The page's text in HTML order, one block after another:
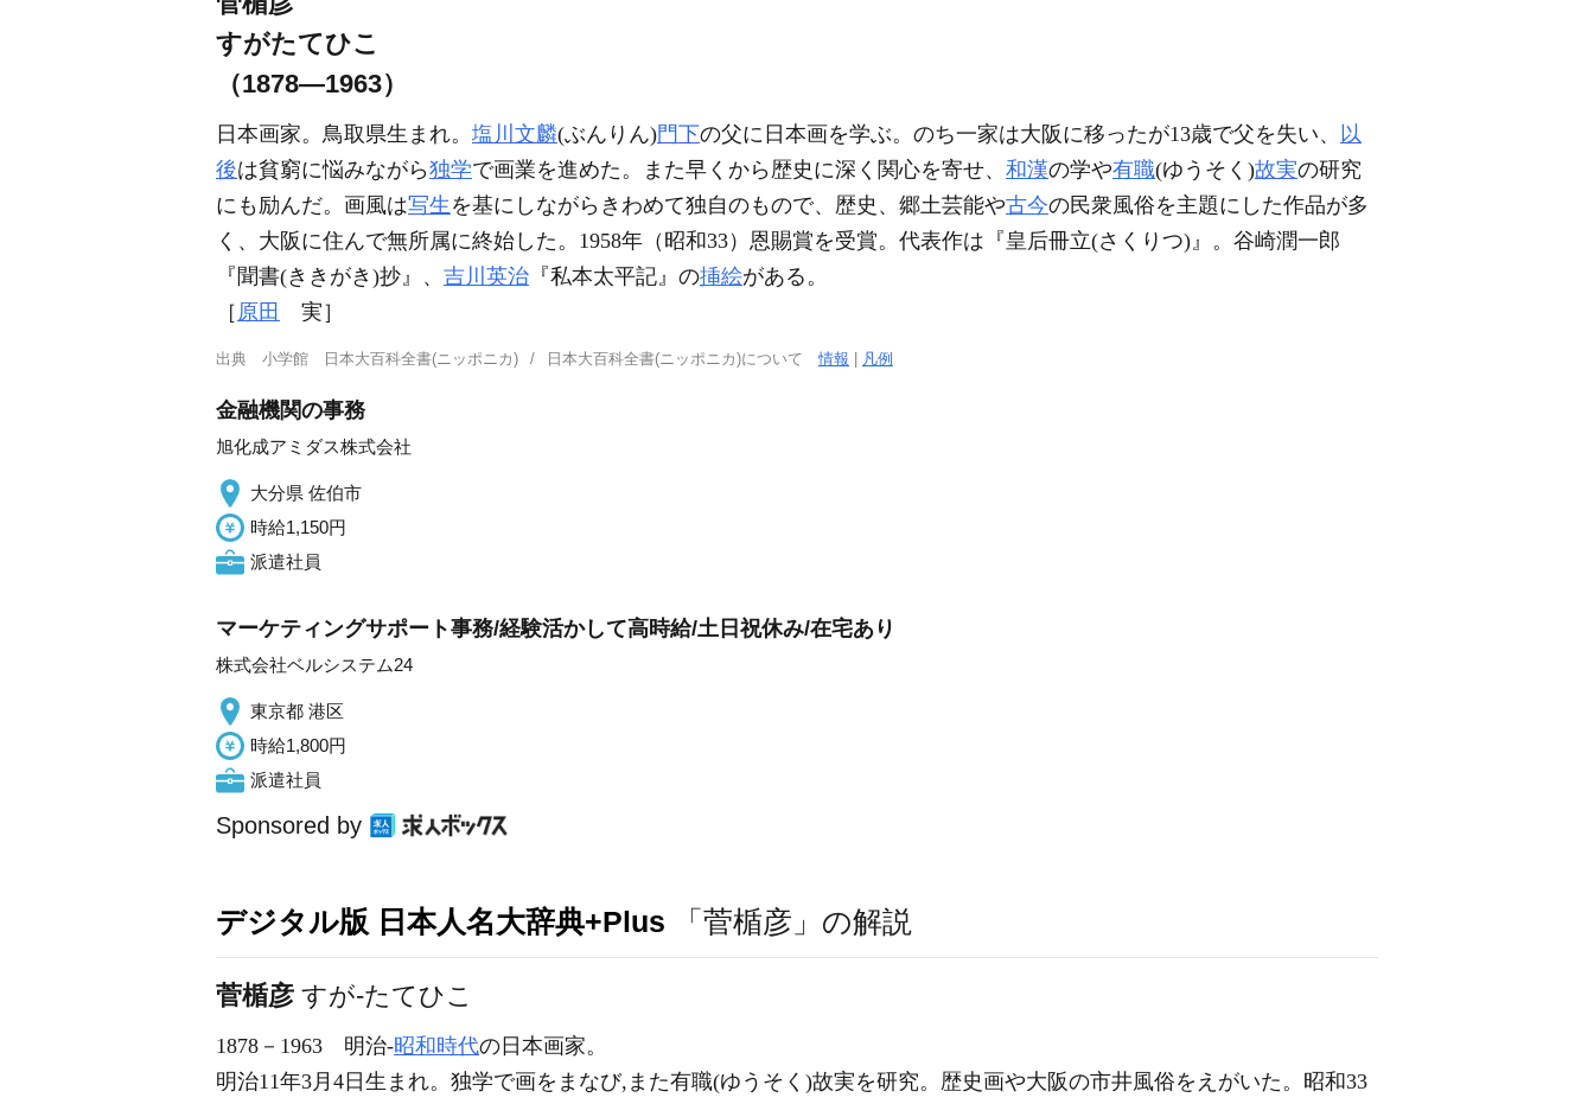
すがたてひこ
（1878―1963）
日本画家。鳥取県生まれ。 塩川文麟(ぶんりん)門下の父に日本画を学ぶ。のち一家は大阪に移ったが13歳で父を失い、
以
後は貧窮に悩みながら独学で画業を進めた。また早くから歴史に深く関心を寄せ、 和漢の学や有職(ゆうそく)故実の研究
にも励んだ。画風は写生 を基にしながらきわめて独自のもので、歴史、郷土芸能や古今の民衆風俗を主題にした作品が多
く、大阪に住んで無所属に終始した。1958年（昭和33）恩賜賞を受賞。代表作は『皇后冊立(さくりつ)』。谷崎潤一郎
『聞書(ききがき)抄』、 吉川英治 『私本太平記』の挿絵がある。
［ 原田 実］
出典 小学館 日本大百科全書(ニッポニカ) 日本大百科全書(ニッポニカ)について情報 | 凡例
金融機関の事務
旭化成アミダス株式会社
大分県 佐伯市
時給1,150円
派遣社員
マーケティングサポート事務/経験活かして高時給/土日祝休み/在宅あり
株式会社ベルシステム24
東京都 港区
時給1,800円
派遣社員
Sponsored by
デジタル版 日本人名大辞典+Plus 「菅楯彦」の解説
菅楯彦 すが-たてひこ
1878－1963 明治-昭和時代の日本画家。
明治11年3月4日生まれ。独学で画をまなび,また有職(ゆうそく)故実を研究。歴史画や大阪の市井風俗をえがいた。昭和33